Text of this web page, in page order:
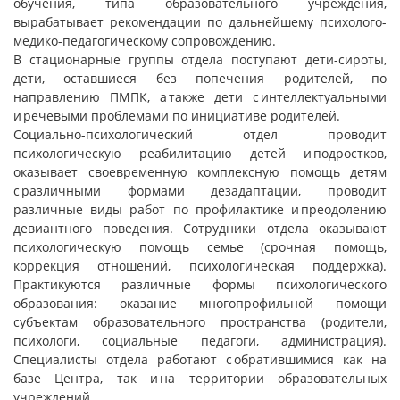
вырабатывает рекомендации по дальнейшему психолого-
медико-педагогическому сопровождению.
В стационарные группы отдела поступают дети-сироты,
дети, оставшиеся без попечения родителей, по
направлению ПМПК, а также дети с интеллектуальными
и речевыми проблемами по инициативе родителей.
Социально-психологический отдел проводит
психологическую реабилитацию детей и подростков,
оказывает своевременную комплексную помощь детям
с различными формами дезадаптации, проводит
различные виды работ по профилактике и преодолению
девиантного поведения. Сотрудники отдела оказывают
психологическую помощь семье (срочная помощь,
коррекция отношений, психологическая поддержка).
Практикуются различные формы психологического
образования: оказание многопрофильной помощи
субъектам образовательного пространства (родители,
психологи, социальные педагоги, администрация).
Специалисты отдела работают с обратившимися как на
базе Центра, так и на территории образовательных